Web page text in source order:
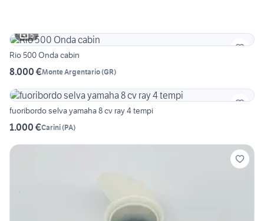
5
Rio 500 Onda cabin
8.000 €Monte Argentario(GR)
fuoribordo selva yamaha 8 cv ray 4 tempi
1.000 €Carini(PA)